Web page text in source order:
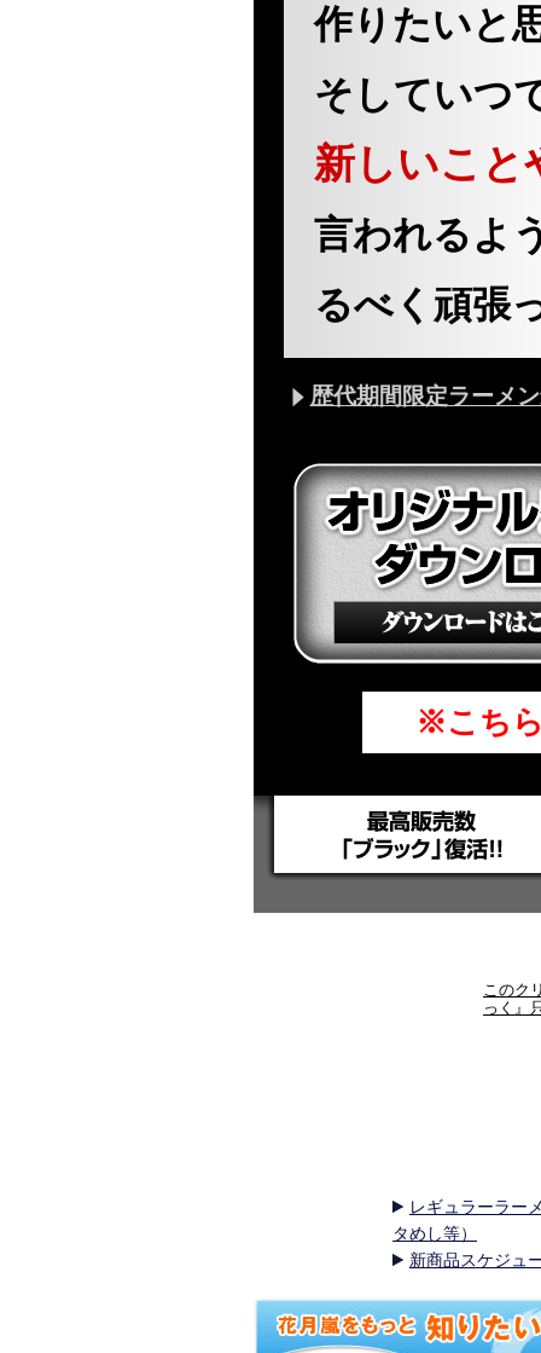
作りたいと
そしていつ
新しいこと
言われるよ
るべく頑張
歴代期間限定ラーメ
※こち
このク
っく』
レギュラーラー
タめし等）
新商品スケジュ